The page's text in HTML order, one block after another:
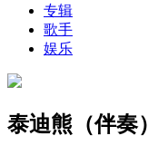
专辑
歌手
娱乐
泰迪熊（伴奏